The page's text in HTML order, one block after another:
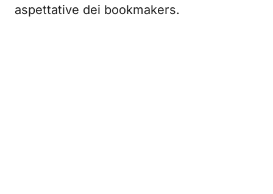
aspettative dei bookmakers.